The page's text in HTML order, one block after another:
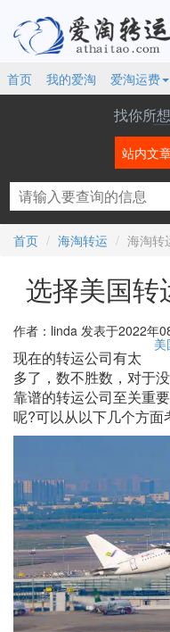
首页 我的爱淘 爱淘运费
找你所想
站内文
首页 海淘转运 海淘转
选择美国转
作者：linda 发表于2022年
美
现在的转运公司有太
多了，数不胜数，对于
靠谱的转运公司至关重
呢?可以从以下几个方面